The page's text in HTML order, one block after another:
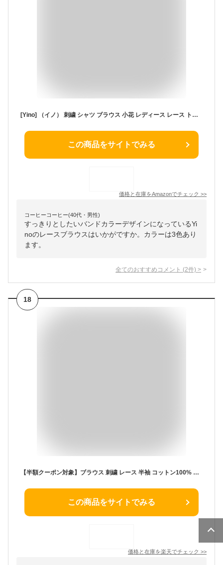
[Yino] （イノ） 刺繍 シャツ ブラウス 小花 レディース レース トップス コットン 進化 半袖 ラウンドネック ゆったり 可愛い 透かし編み おしゃれ 女性らしい 上品 カジュアル 通勤 お出かけ
この商品をサイトでみる
価格と在庫をAmazonでチェック >>
コーヒーコーヒー(40代・男性)
すっきりとしたいバンドカラーデザインになっているYi
noのレースブラウスはいかがですか。カラーは3色あり
ます。
全てのおすすめコメント (2件) >
18
【半額クーポン対象】ブラウス 刺繍 レース 半袖 コットン100% トップス ギャザー Aライン レディース おすすめ おしゃれ 大人可愛い メール便 2025春夏 【lstp203-347】【即納：1-5営業日】【送料無料】ユ込2
この商品をサイトでみる
価格と在庫を楽天でチェック >>